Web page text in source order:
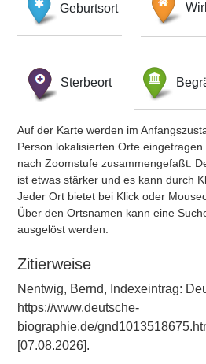
Geburtsort
Sterbeort
Auf der Karte werden im
Person lokalisierten Orte
nach Zoomstufe zusammengefaßt.
ist etwas stärker und es kann durch
Jeder Ort bietet bei Klick oder
Über den Ortsnamen kann eine
ausgelöst werden.
Zitierweise
Nentwig, Bernd, Indexeintrag:
https://www.deutsche-
biographie.de/
[07.08.2026].